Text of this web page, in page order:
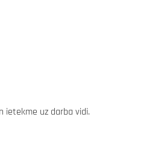
ietekme uz darba vidi.